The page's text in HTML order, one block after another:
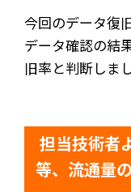
今回のデータ復
データ確認の結
旧率と判断しま
担当技術者
等、流通量